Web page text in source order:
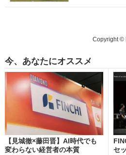
Copyright ©
今、あなたにオススメ
【見城徹×藤田晋】AI時代でも
変わらない経営者の本質
セ